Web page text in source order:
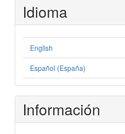
Idioma
English
Español (España)
Información